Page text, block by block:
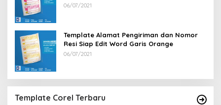
06/07/2021
Template Alamat Pengiriman dan Nomor
Resi Siap Edit Word Garis Orange
06/07/2021
Template Corel Terbaru